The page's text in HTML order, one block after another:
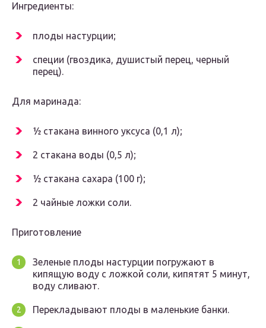
Ингредиенты:
плоды настурции;
специи (гвоздика, душистый перец, черный
перец).
Для маринада:
½ стакана винного уксуса (0,1 л);
2 стакана воды (0,5 л);
½ стакана сахара (100 г);
2 чайные ложки соли.
Приготовление
Зеленые плоды настурции погружают в
кипящую воду с ложкой соли, кипятят 5 минут,
воду сливают.
Перекладывают плоды в маленькие банки.